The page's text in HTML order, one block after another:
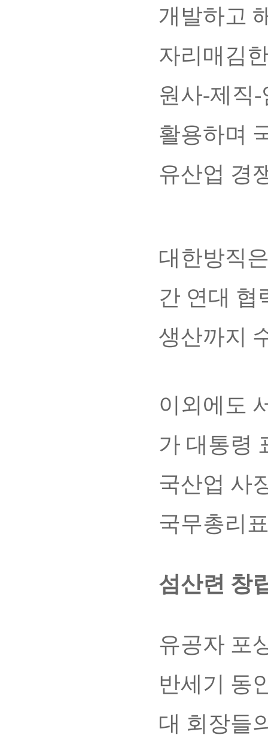
개발하고
자리매김
원사-제직
활용하며
유산업 경
대한방직
간 연대 협
생산까지
이외에도
가 대통령
국산업 사
국무총리
섬산련 창
유공자 포
반세기 동
대 회장들